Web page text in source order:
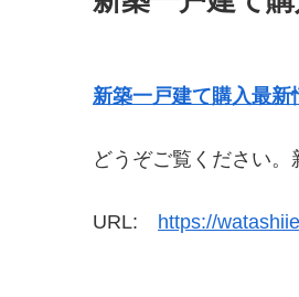
新築一戸建て購入最新
どうぞご覧ください。
URL: https://